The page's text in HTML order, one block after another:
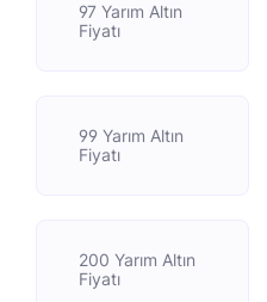
97 Yarım Altın
Fiyatı
99 Yarım Altın
Fiyatı
200 Yarım Altın
Fiyatı